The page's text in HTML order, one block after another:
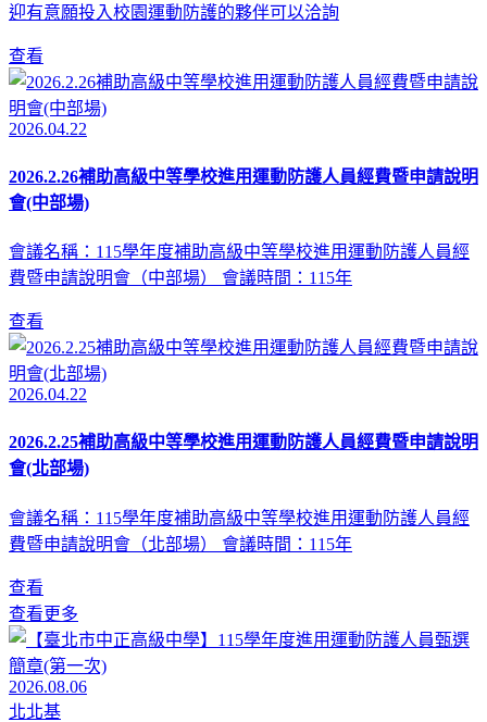
迎有意願投入校園運動防護的夥伴可以洽詢
查看
2026.04.22
2026.2.26補助高級中等學校進用運動防護人員經費暨申請說明
會(中部場)
會議名稱：115學年度補助高級中等學校進用運動防護人員經
費暨申請說明會（中部場） 會議時間：115年
查看
2026.04.22
2026.2.25補助高級中等學校進用運動防護人員經費暨申請說明
會(北部場)
會議名稱：115學年度補助高級中等學校進用運動防護人員經
費暨申請說明會（北部場） 會議時間：115年
查看
查看更多
2026.08.06
北北基